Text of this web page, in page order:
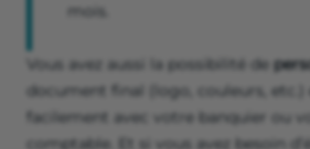
mois.
Vous avez aussi la possibilité de
document final (logo, couleurs, etc.)
facilement avec votre banquier ou
comptable. Et si vous avez besoin